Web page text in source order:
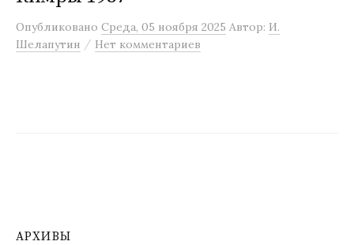
м
у
Опубликовано Среда, 05 ноября 2025 Автор: И.
Шелапутин / Нет комментариев
АРХИВЫ